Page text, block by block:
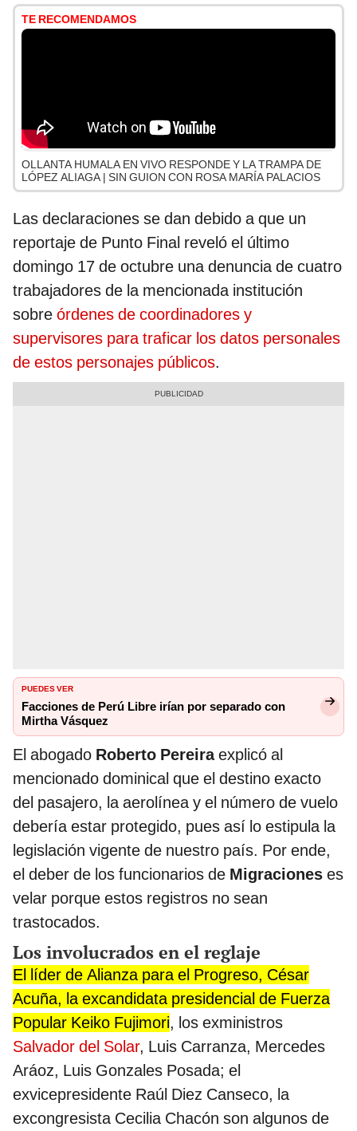
TE RECOMENDAMOS
OLLANTA HUMALA EN VIVO RESPONDE Y LA TRAMPA DE
LÓPEZ ALIAGA | SIN GUION CON ROSA MARÍA PALACIOS
Las declaraciones se dan debido a que un
reportaje de Punto Final reveló el último
domingo 17 de octubre una denuncia de cuatro
trabajadores de la mencionada institución
sobre órdenes de coordinadores y
supervisores para traficar los datos personales
de estos personajes públicos.
PUEDES VER
Facciones de Perú Libre irían por separado con
Mirtha Vásquez
El abogado Roberto Pereiraexplicó al
mencionado dominical que el destino exacto
del pasajero, la aerolínea y el número de vuelo
debería estar protegido, pues así lo estipula la
legislación vigente de nuestro país. Por ende,
el deber de los funcionarios de Migraciones es
velar porque estos registros no sean
trastocados.
Los involucrados en el reglaje
El líder de Alianza para el Progreso, César
Acuña, la excandidata presidencial de Fuerza
Popular Keiko Fujimori, los exministros
Salvador del Solar, Luis Carranza, Mercedes
Aráoz, Luis Gonzales Posada; el
exvicepresidente Raúl Diez Canseco, la
excongresista Cecilia Chacón son algunos de